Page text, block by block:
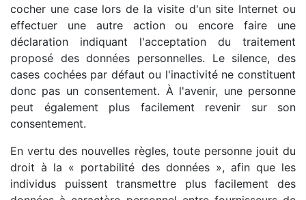
cocher une case lors de la visite d'un site Internet ou
effectuer une autre action ou encore faire une
déclaration indiquant l'acceptation du traitement
proposé des données personnelles. Le silence, des
cases cochées par défaut ou l'inactivité ne constituent
donc pas un consentement. À l'avenir, une personne
peut également plus facilement revenir sur son
consentement.
En vertu des nouvelles règles, toute personne jouit du
droit à la « portabilité des données », afin que les
individus puissent transmettre plus facilement des